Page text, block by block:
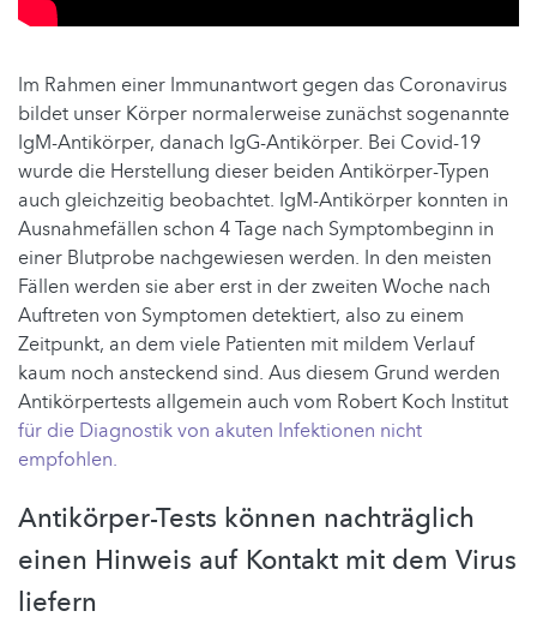
Im Rahmen einer Immunantwort gegen das Coronavirus
bildet unser Körper normalerweise zunächst sogenannte
IgM-Antikörper, danach IgG-Antikörper. Bei Covid-19
wurde die Herstellung dieser beiden Antikörper-Typen
auch gleichzeitig beobachtet. IgM-Antikörper konnten in
Ausnahmefällen schon 4 Tage nach Symptombeginn in
einer Blutprobe nachgewiesen werden. In den meisten
Fällen werden sie aber erst in der zweiten Woche nach
Auftreten von Symptomen detektiert, also zu einem
Zeitpunkt, an dem viele Patienten mit mildem Verlauf
kaum noch ansteckend sind. Aus diesem Grund werden
Antikörpertests allgemein auch vom Robert Koch Institut
für die Diagnostik von akuten Infektionen nicht
empfohlen.
Antikörper-Tests können nachträglich
einen Hinweis auf Kontakt mit dem Virus
liefern